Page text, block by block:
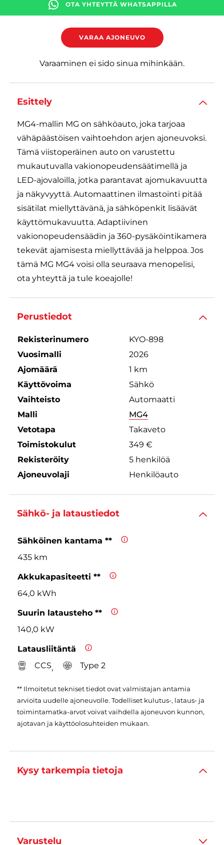
OTA YHTEYTTÄ WHATSAPPILLA
VARAA AJONEUVO
Varaaminen ei sido sinua mihinkään.
Esittely
MG4-mallin MG on sähköauto, joka tarjoaa
vähäpäästöisen vaihtoehdon arjen ajoneuvoksi.
Tämä viistoperäinen auto on varustettu
mukautuvalla vakionopeudensäätimellä ja
LED-ajovaloilla, jotka parantavat ajomukavuutta
ja näkyvyyttä. Automaattinen ilmastointi pitää
sisätilat miellyttävänä, ja sähköpenkit lisäävät
käyttömukavuutta. Adaptiivinen
vakionopeudensäädin ja 360-pysäköintikamera
tekevät ajamisesta miellyttävää ja helppoa. Jos
tämä MG MG4 voisi olla seuraava menopelisi,
ota yhteyttä ja tule koeajolle!
Perustiedot
Rekisterinumero
KYO-898
Vuosimalli
2026
Ajomäärä
1 km
Käyttövoima
Sähkö
Vaihteisto
Automaatti
Malli
MG4
Vetotapa
Takaveto
Toimistokulut
349 €
Rekisteröity
5 henkilöä
Ajoneuvolaji
Henkilöauto
Sähkö- ja lataustiedot
Sähköinen kantama **
435 km
Akkukapasiteetti **
64,0 kWh
Suurin latausteho **
140,0 kW
Latausliitäntä
CCS, Type 2
** Ilmoitetut tekniset tiedot ovat valmistajan antamia
arvioita uudelle ajoneuvolle. Todelliset kulutus-, lataus- ja
toimintamatka-arvot voivat vaihdella ajoneuvon kunnon,
ajotavan ja käyttöolosuhteiden mukaan.
Kysy tarkempia tietoja
Varustelu